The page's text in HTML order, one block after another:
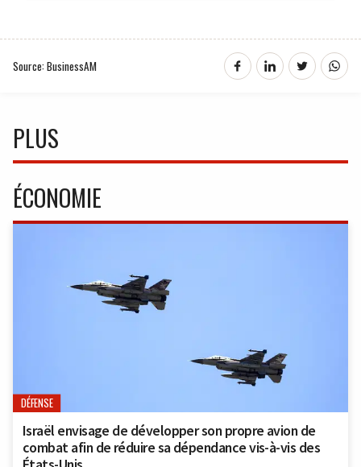
Source: BusinessAM
PLUS
ÉCONOMIE
DÉFENSE
Israël envisage de développer son propre avion de
combat afin de réduire sa dépendance vis-à-vis des